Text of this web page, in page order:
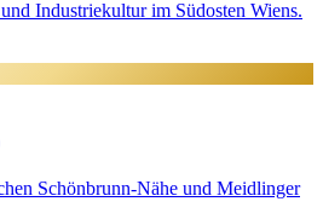
Industriekultur im Südosten Wiens.
Schönbrunn-Nähe und Meidlinger